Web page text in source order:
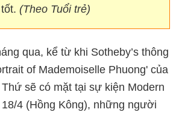
(Theo Tuổi trẻ)
qua, kể từ khi Sotheby’s thông
of Mademoiselle Phuong' của
sẽ có mặt tại sự kiện Modern
4 (Hồng Kông), những người